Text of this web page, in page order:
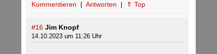
Kommentieren | Antworten | ⇑ Top
#16 Jim Knopf
14.10.2023 um 11:26 Uhr